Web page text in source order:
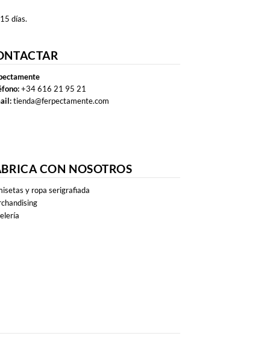
días.
+34 616 21 95 21
tienda@ferpectamente.com
CON NOSOTROS
y ropa serigrafiada